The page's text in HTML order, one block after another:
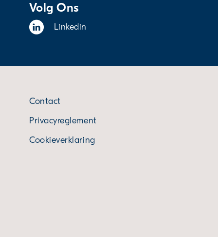
Volg Ons
Linkedin
Contact
Privacyreglement
Cookieverklaring